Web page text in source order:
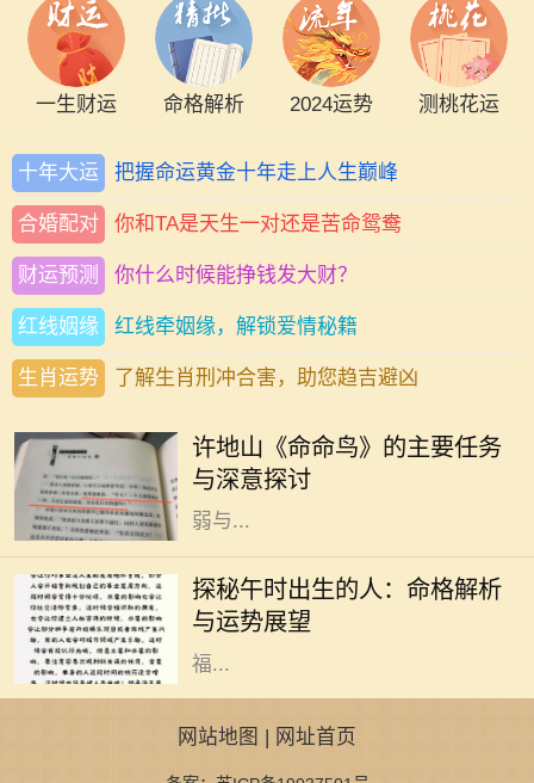
一生财运 命格解析 2024运势 测桃花运
十年大运 把握命运黄金十年走上人生巅峰
合婚配对 你和TA是天生一对还是苦命鸳鸯
财运预测 你什么时候能挣钱发大财？
红线姻缘 红线牵姻缘，解锁爱情秘籍
生肖运势 了解生肖刑冲合害，助您趋吉避凶
许地山《命命鸟》的主要任务
与深意探讨
许地山是一位杰出的作家，他的作品
《命命鸟》是一部引人注目的小说，
生动展示了人性、命运以及生命的脆
弱与...
探秘午时出生的人：命格解析
与运势展望
在中国传统命理学中，出生时辰对一
个人的性格、命运有着重要的影响。
其中，午时（中午11点到1点）出生
的人，因其时辰的特殊性，常被视作
福...
网站地图 | 网址首页